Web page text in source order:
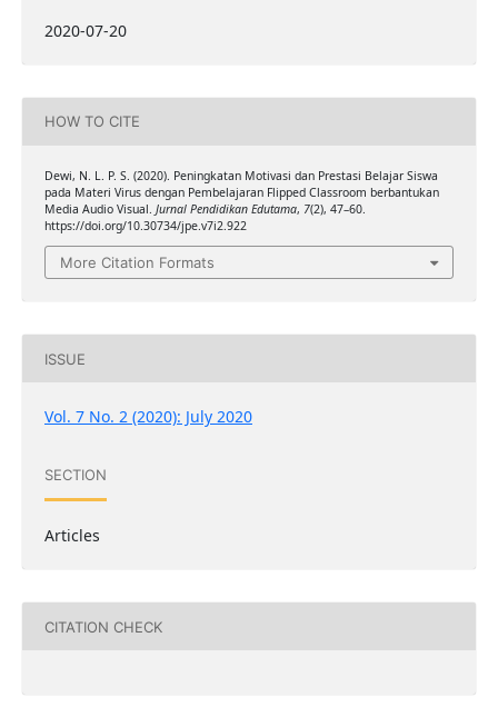
2020-07-20
HOW TO CITE
Dewi, N. L. P. S. (2020). Peningkatan Motivasi dan Prestasi Belajar Siswa
pada Materi Virus dengan Pembelajaran Flipped Classroom berbantukan
Media Audio Visual. Jurnal Pendidikan Edutama, 7(2), 47–60.
https://doi.org/10.30734/jpe.v7i2.922
More Citation Formats
ISSUE
Vol. 7 No. 2 (2020): July 2020
SECTION
Articles
CITATION CHECK